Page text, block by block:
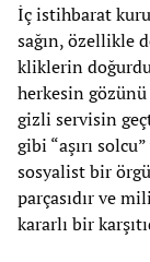
İç istihbarat
sağın, özellikle
kliklerin
herkesin
gizli servisin
gibi “aşırı
sosyalist bir
parçasıdır ve
kararlı bir